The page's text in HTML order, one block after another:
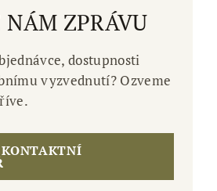
ZPRÁVU
dostupnosti
vyzvednutí? Ozveme